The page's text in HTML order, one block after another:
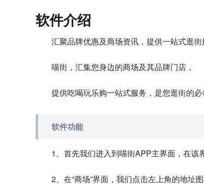
软件介绍
汇聚品牌优惠及商场资讯，提供一站式逛
喵街，汇集您身边的商场及其品牌门店，
提供吃喝玩乐购一站式服务，是您逛街的必
软件功能
1、首先我们进入到喵街APP主界面，在该
2、在“商场”界面，我们点击左上角的地址图